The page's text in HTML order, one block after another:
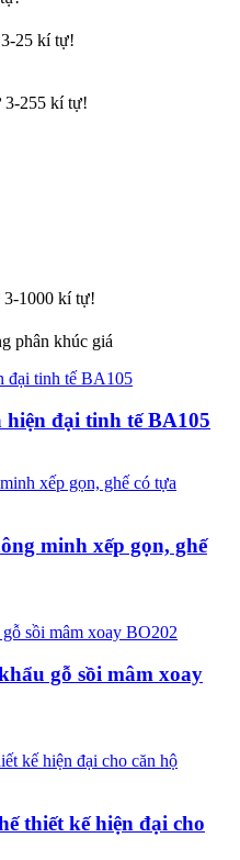
25 kí tự!
3-255 kí tự!
3-1000 kí tự!
phân khúc giá
hiện đại tinh tế BA105
minh xếp gọn, ghế
gỗ sồi mâm xoay
thiết kế hiện đại cho